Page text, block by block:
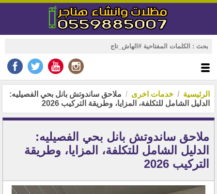
الرئيسية خدمات اخرى
ملاحق ساندوتش بانل بحي الفصيليه:
الدليل الشامل للتكلفة، المزايا، وطريقة التركيب 2026
ملاحق ساندوتش بانل بحي الفصيليه:
الدليل الشامل للتكلفة، المزايا، وطريقة
التركيب 2026